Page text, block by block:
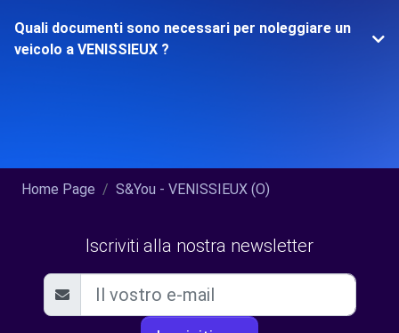
Quali documenti sono necessari per noleggiare un
veicolo a VENISSIEUX ?
Home Page S&You - VENISSIEUX (O)
Iscriviti alla nostra newsletter